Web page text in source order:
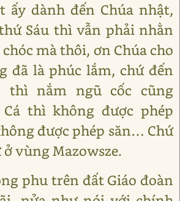
ấy dành đến Chúa nhật,
Sáu thì vẫn phải nhằn
mà thôi, ơn Chúa cho
đã là phúc lắm, chứ đến
thì nắm ngũ cốc cũng
thì không được phép
được phép săn… Chứ
vùng Mazowsze.
phu trên đất Giáo đoàn